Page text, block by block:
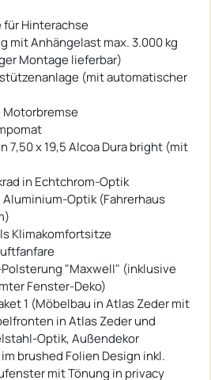
Hinterachse
mit Anhängelast max. 3.000 kg
Montage lieferbar)
(mit automatischer
Motorbremse
7,50 x 19,5 Alcoa Dura bright (mit
in Echtchrom-Optik
Optik (Fahrerhaus
Klimakomfortsitze
"Maxwell" (inklusive
Fenster-Deko)
1 (Möbelbau in Atlas Zeder mit
in Atlas Zeder und
Optik, Außendekor
brushed Folien Design inkl.
mit Tönung in privacy